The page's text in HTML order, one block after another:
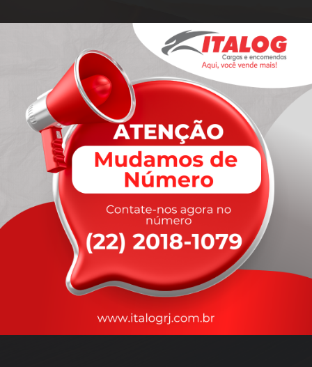
rapidez
que você precisa,
com a qualidade que vocêmerece.
Nossos motoristas são treinados para garantir a máxima
durante o transporte, com rastreamento em tempo real.